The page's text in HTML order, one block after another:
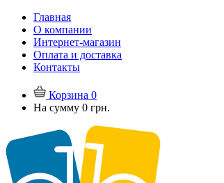
Главная
О компании
Интернет-магазин
Оплата и доставка
Контакты
Корзина 0
На сумму 0 грн.